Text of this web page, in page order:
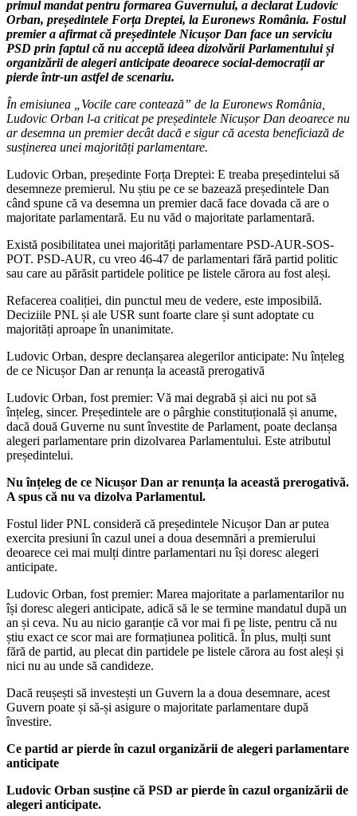
primul mandat pentru formarea Guvernului, a declarat Ludovic
Orban, președintele Forța Dreptei, la Euronews România. Fostul
premier a afirmat că președintele Nicușor Dan face un serviciu
PSD prin faptul că nu acceptă ideea dizolvării Parlamentului și
organizării de alegeri anticipate deoarece social-democrații ar
pierde într-un astfel de scenariu.
În emisiunea „Vocile care contează” de la Euronews România,
Ludovic Orban l-a criticat pe președintele Nicușor Dan deoarece nu
ar desemna un premier decât dacă e sigur că acesta beneficiază de
susținerea unei majorități parlamentare.
Ludovic Orban, președinte Forța Dreptei: E treaba președintelui să
desemneze premierul. Nu știu pe ce se bazează președintele Dan
când spune că va desemna un premier dacă face dovada că are o
majoritate parlamentară. Eu nu văd o majoritate parlamentară.
Există posibilitatea unei majorități parlamentare PSD-AUR-SOS-
POT. PSD-AUR, cu vreo 46-47 de parlamentari fără partid politic
sau care au părăsit partidele politice pe listele cărora au fost aleși.
Refacerea coaliției, din punctul meu de vedere, este imposibilă.
Deciziile PNL și ale USR sunt foarte clare și sunt adoptate cu
majorități aproape în unanimitate.
Ludovic Orban, despre declanșarea alegerilor anticipate: Nu înțeleg
de ce Nicușor Dan ar renunța la această prerogativă
Ludovic Orban, fost premier: Vă mai degrabă și aici nu pot să
înțeleg, sincer. Președintele are o pârghie constituțională și anume,
dacă două Guverne nu sunt învestite de Parlament, poate declanșa
alegeri parlamentare prin dizolvarea Parlamentului. Este atributul
președintelui.
Nu înțeleg de ce Nicușor Dan ar renunța la această prerogativă.
A spus că nu va dizolva Parlamentul.
Fostul lider PNL consideră că președintele Nicușor Dan ar putea
exercita presiuni în cazul unei a doua desemnări a premierului
deoarece cei mai mulți dintre parlamentari nu își doresc alegeri
anticipate.
Ludovic Orban, fost premier: Marea majoritate a parlamentarilor nu
își doresc alegeri anticipate, adică să le se termine mandatul după un
an și ceva. Nu au nicio garanție că vor mai fi pe liste, pentru că nu
știu exact ce scor mai are formațiunea politică. În plus, mulți sunt
fără de partid, au plecat din partidele pe listele cărora au fost aleși și
nici nu au unde să candideze.
Dacă reușești să investești un Guvern la a doua desemnare, acest
Guvern poate și să-și asigure o majoritate parlamentare după
învestire.
Ce partid ar pierde în cazul organizării de alegeri parlamentare
anticipate
Ludovic Orban susține că PSD ar pierde în cazul organizării de
alegeri anticipate.